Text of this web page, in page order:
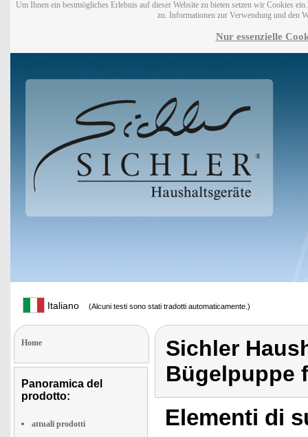
Um Ihnen ein bestmögliches Erlebnis auf dieser Website zu bieten setzen wir Cookies
zu. Informationen zur Verwendung und den
Nur essenzielle
Italiano (Alcuni testi sono stati tradotti automaticamente.)
Home
Panoramica del
prodotto:
attuali prodotti
Sichler
Bügelpuppe
Elementi di